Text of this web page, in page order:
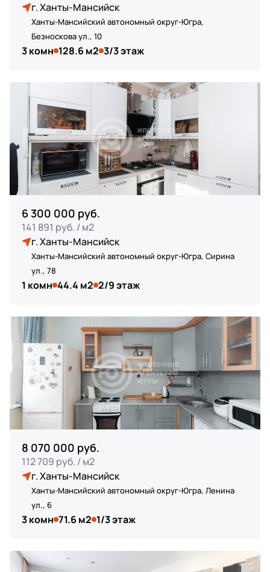
г. Ханты-Мансийск
Ханты-Мансийский автономный округ-Югра,
Безноскова ул., 10
3 комн 128.6 м2 3/3 этаж
6 300 000 руб.
141 891 руб. / м2
г. Ханты-Мансийск
Ханты-Мансийский автономный округ-Югра, Сирина
ул., 78
1 комн 44.4 м2 2/9 этаж
8 070 000 руб.
112 709 руб. / м2
г. Ханты-Мансийск
Ханты-Мансийский автономный округ-Югра, Ленина
ул., 6
3 комн 71.6 м2 1/3 этаж